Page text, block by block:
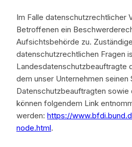
Im Falle datenschutzrechtlicher
Betroffenen ein
Aufsichtsbehörde zu.
datenschutzrechtlichen Fragen
Landesdatenschutzbeauftragte
dem unser Unternehmen seinen
Datenschutzbeauftragten sowie
können folgendem Link
werden: https://
node.html.